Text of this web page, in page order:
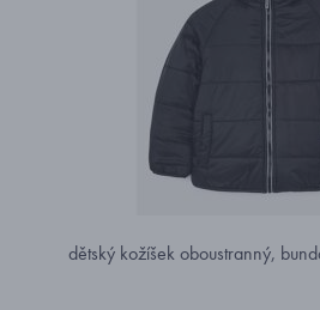
dětský kožíšek oboustranný,